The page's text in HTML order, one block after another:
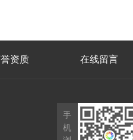
资质 在线留言
手
机